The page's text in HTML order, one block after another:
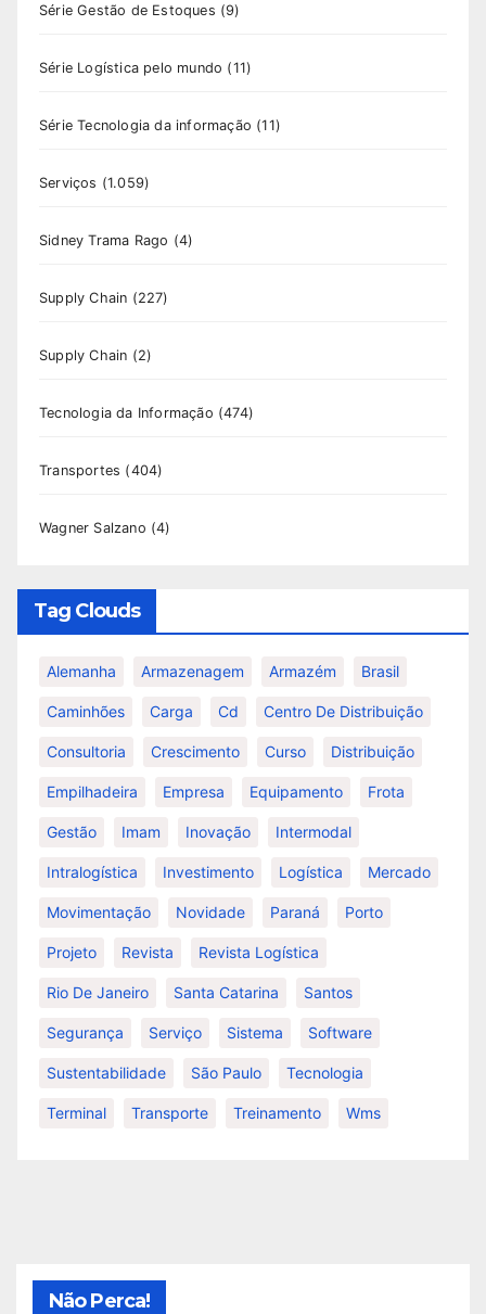
Série Gestão de Estoques (9)
Série Logística pelo mundo (11)
Série Tecnologia da informação (11)
Serviços (1.059)
Sidney Trama Rago (4)
Supply Chain (227)
Supply Chain (2)
Tecnologia da Informação (474)
Transportes (404)
Wagner Salzano (4)
Tag Clouds
Alemanha Armazenagem Armazém Brasil
Caminhões Carga Cd Centro De Distribuição
Consultoria Crescimento Curso Distribuição
Empilhadeira Empresa Equipamento Frota
Gestão Imam Inovação Intermodal
Intralogística Investimento Logística Mercado
Movimentação Novidade Paraná Porto
Projeto Revista Revista Logística
Rio De Janeiro Santa Catarina Santos
Segurança Serviço Sistema Software
Sustentabilidade São Paulo Tecnologia
Terminal Transporte Treinamento Wms
Não Perca!